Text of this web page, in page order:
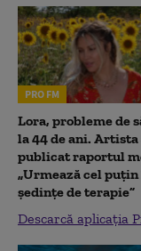
PRO FM
Lora, probleme de
la 44 de ani. Artista
publicat raportul
„Urmează cel puțin
ședințe de terapie”
Descarcă aplicația